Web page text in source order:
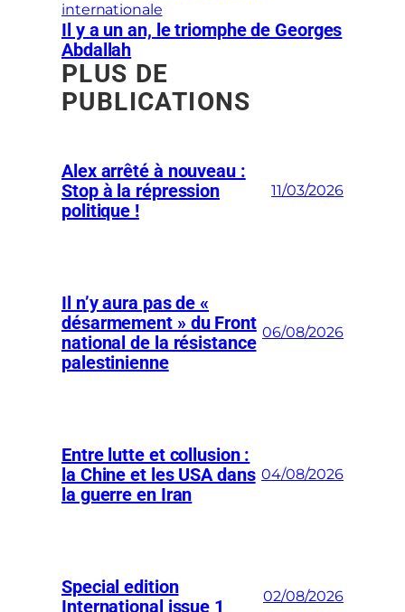
internationale
Il y a un an, le triomphe de Georges
Abdallah
PLUS DE
PUBLICATIONS
Alex arrêté à nouveau :
Stop à la répression
politique !
11/03/2026
Il n’y aura pas de «
désarmement » du Front
national de la résistance
palestinienne
06/08/2026
Entre lutte et collusion :
la Chine et les USA dans
la guerre en Iran
04/08/2026
Special edition
International issue 1
02/08/2026